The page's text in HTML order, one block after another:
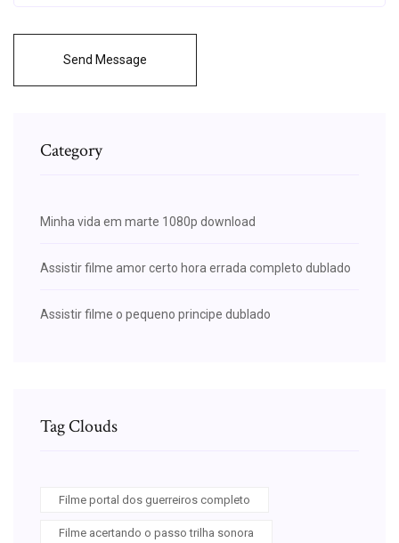
Send Message
Category
Minha vida em marte 1080p download
Assistir filme amor certo hora errada completo dublado
Assistir filme o pequeno principe dublado
Tag Clouds
Filme portal dos guerreiros completo
Filme acertando o passo trilha sonora